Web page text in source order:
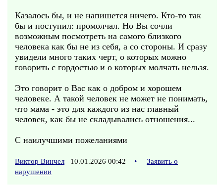
Казалось бы, и не напишется ничего. Кто-то так
бы и поступил: промолчал. Но Вы сочли
возможным посмотреть на самого близкого
человека как бы не из себя, а со стороны. И сразу
увидели много таких черт, о которых можно
говорить с гордостью и о которых молчать нельзя.
Это говорит о Вас как о добром и хорошем
человеке. А такой человек не может не понимать,
что мама - это для каждого из нас главный
человек, как бы не складывались отношения...
С наилучшими пожеланиями
Виктор Винчел 10.01.2026 00:42 •
Заявить о
нарушении